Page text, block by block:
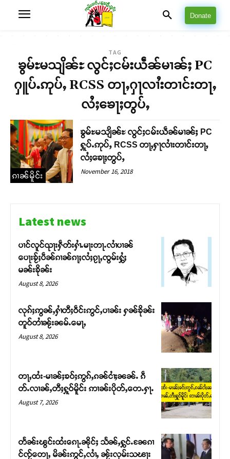
Support SHAN
တႃႇႁႂ်ႈသဵင်ၵၢင်ၸႂ်ၵူၼ်းမိူင်း ၵူႈတီႈၵူႈလႅၼ်ပေႃးတေၸွ
ဝ်ႇၽူႈတွႆႇႁွၵ်ႈ လႆႈယူႇၶႃႈဢေႃႈ။
Donate
TAG
ၶွမ်ႊမသျိၼ်ႊ လွင်ႈငမ်းယဵၼ်မၢၼ်ႈ PC
ႁူပ်ႉဢုပ်ႇ RCSS တႃႇႁႃလၢႆးတၢင်းတႃႇ
လႆႈၶေႃႈတွပ်ႇ
ၵၢၼ်မိူင်း
ၶွမ်ႊမသျိၼ်ႊ လွင်ႈငမ်းယဵၼ်မၢၼ်ႈ PC
ႁူပ်ႉဢုပ်ႇ RCSS တႃႇႁႃလၢႆးတၢင်းတႃႇ
လႆႈၶေႃႈတွပ်ႇ
November 16, 2018
Latest news
ပၢင်လူင်ၺႃးႁဵတ်းႁၢႆႉမႃးတႃႉလၢႆပၢၼ် ​​
ပေႃးၶႂ်ႈပဵၼ်ၵၢၼ်ၵႃႈလႆႈၵႂႃႇၸွမ်းႁွႆႈ
မၼ်းၶိုၼ်း
August 8, 2026
လုၵ်ႈဢွၼ်ႇႁၢႆတီႈဝဵင်းဢွင်ႇပၢၼ်း ႁၼ်ၶိုၼ်း
တူဝ်တၢႆၼႂ်းၼမ်ႉမေႃႇ
August 8, 2026
တႃႇထႆး-မၢၼ်ႈၶဝ်ႈဢွၵ်ႇၵၼ်ငၢႆႈၼၼ်ႉ ၵဵ
တ်ႉလၢၼ်ႇတီႈႁူဝ်မိူင်း ဢၢၼ်းပိုတ်ႇတေႉႁႃႉ
August 7, 2026
တႅၼ်းၽွင်းထႆးၵေႃႉၼိုင်ႈ သႅၼ်ႇႁွင်ႉၼႄၵၢ
င်ၸႂ်တေႃႇ မိၼ်းဢွင်ႇလၢႆႇ ၼႂ်းလုမ်းသၽႃး